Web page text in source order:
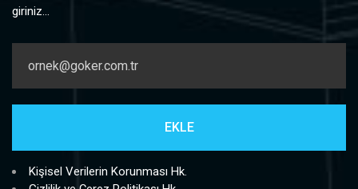
giriniz...
Kişisel Verilerin Korunması Hk.